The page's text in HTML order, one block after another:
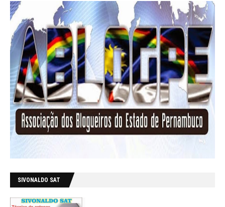
SIVONALDO SAT